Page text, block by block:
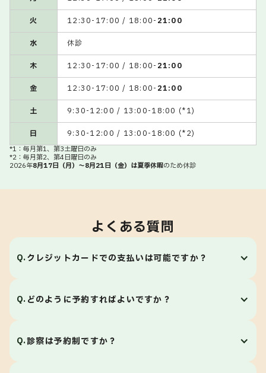
よくある質問
Q.クレジットカードでの支払いは可能ですか？
A. はい、ご利用いただけます。VISA、Mastercard、
Q.どのように予約すればよいですか？
A. 当院の予約はWebフォームまたは専用の予約アプリか
Q.診察は予約制ですか？